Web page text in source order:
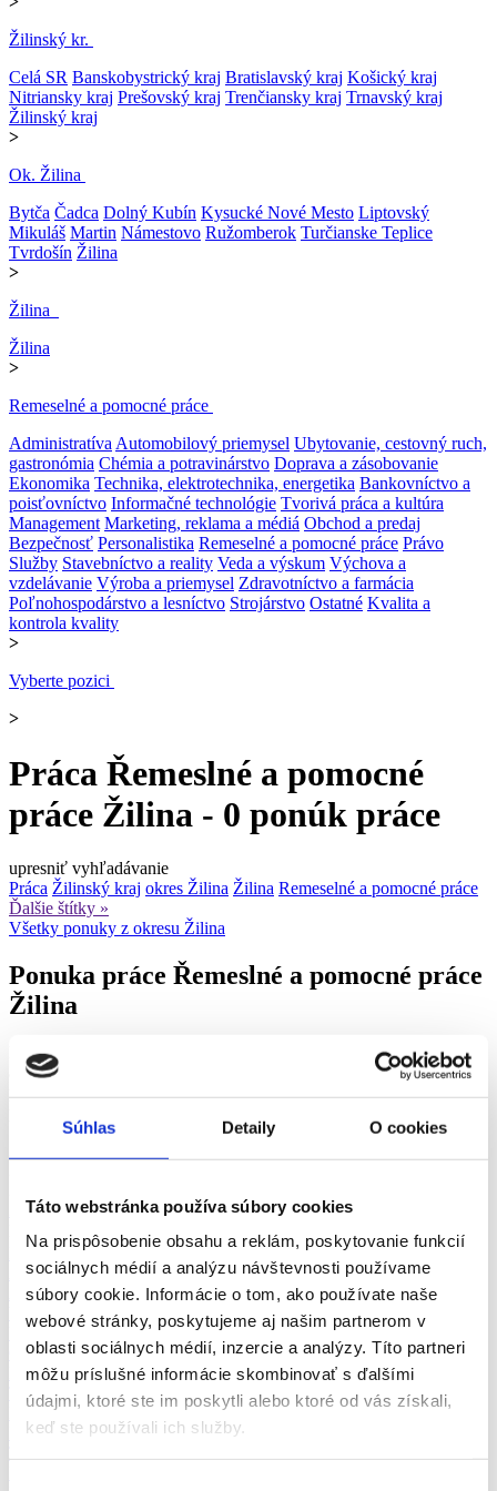
Súhlas Detaily O cookies
Táto webstránka používa súbory cookies
Na prispôsobenie obsahu a reklám, poskytovanie funkcií
sociálnych médií a analýzu návštevnosti používame
súbory cookie. Informácie o tom, ako používate naše
webové stránky, poskytujeme aj našim partnerom v
oblasti sociálnych médií, inzercie a analýzy. Títo partneri
môžu príslušné informácie skombinovať s ďalšími
údajmi, ktoré ste im poskytli alebo ktoré od vás získali,
keď ste používali ich služby.
Žilinský kr.
Celá SR Banskobystrický kraj Bratislavský kraj Košický kraj
Nitriansky kraj Prešovský kraj Trenčiansky kraj Trnavský kraj
Žilinský kraj
>
Ok. Žilina
Bytča Čadca Dolný Kubín Kysucké Nové Mesto Liptovský
Mikuláš Martin Námestovo Ružomberok Turčianske Teplice
Tvrdošín Žilina
>
Žilina
Žilina
>
Remeselné a pomocné práce
AdministratívaAutomobilový priemysel Ubytovanie, cestovný ruch,
gastronómia Chémia a potravinárstvo Doprava a zásobovanie
Ekonomika Technika, elektrotechnika, energetika Bankovníctvo a
poisťovníctvo Informačné technológie Tvorivá práca a kultúra
Management Marketing, reklama a médiá Obchod a predaj
Bezpečnosť Personalistika Remeselné a pomocné práce Právo
Služby Stavebníctvo a reality Veda a výskum Výchova a
vzdelávanie Výroba a priemysel Zdravotníctvo a farmácia
Poľnohospodárstvo a lesníctvo Strojárstvo Ostatné Kvalita a
kontrola kvality
>
Vyberte pozici
>
Práca Řemeslné a pomocné
práce Žilina - 0 ponúk práce
upresniť vyhľadávanie
Práca Žilinský kraj okres Žilina Žilina Remeselné a pomocné práce
Ďalšie štítky »
Všetky ponuky z okresu Žilina
Ponuka práce Řemeslné a pomocné práce
Žilina
Práca Řemeslné a pomocné práce Žilina a okolie - vyberte si z viac
ako 0+ overených ponúk práce v odbore Řemeslné a pomocné
Žilinazkrácený úvazek >
Pozor chyba!
Adresa pracoviště
Doprava a zásobovanie (1)
Automobilový priemysel (1)
Administratíva (1)
Výroba a priemysel (2)
Ubytovanie, cestovný ruch, gastronómia
Chémia a potravinárstvo
Ekonomika
Technika, elektrotechnika, energetika
Bankovníctvo a poisťovníctvo
Informačné technológie